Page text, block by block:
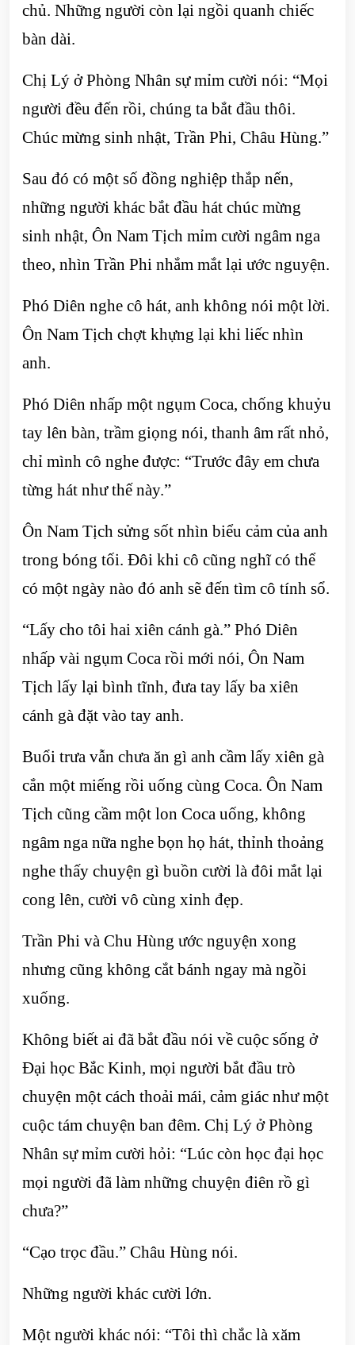
chủ. Những người còn lại ngồi quanh chiếc
bàn dài.
Chị Lý ở Phòng Nhân sự mỉm cười nói: “Mọi
người đều đến rồi, chúng ta bắt đầu thôi.
Chúc mừng sinh nhật, Trần Phi, Châu Hùng.”
Sau đó có một số đồng nghiệp thắp nến,
những người khác bắt đầu hát chúc mừng
sinh nhật, Ôn Nam Tịch mỉm cười ngâm nga
theo, nhìn Trần Phi nhắm mắt lại ước nguyện.
Phó Diên nghe cô hát, anh không nói một lời.
Ôn Nam Tịch chợt khựng lại khi liếc nhìn
anh.
Phó Diên nhấp một ngụm Coca, chống khuỷu
tay lên bàn, trầm giọng nói, thanh âm rất nhỏ,
chỉ mình cô nghe được: “Trước đây em chưa
từng hát như thế này.”
Ôn Nam Tịch sửng sốt nhìn biểu cảm của anh
trong bóng tối. Đôi khi cô cũng nghĩ có thể
có một ngày nào đó anh sẽ đến tìm cô tính sổ.
“Lấy cho tôi hai xiên cánh gà.” Phó Diên
nhấp vài ngụm Coca rồi mới nói, Ôn Nam
Tịch lấy lại bình tĩnh, đưa tay lấy ba xiên
cánh gà đặt vào tay anh.
Buổi trưa vẫn chưa ăn gì anh cầm lấy xiên gà
cắn một miếng rồi uống cùng Coca. Ôn Nam
Tịch cũng cầm một lon Coca uống, không
ngâm nga nữa nghe bọn họ hát, thỉnh thoảng
nghe thấy chuyện gì buồn cười là đôi mắt lại
cong lên, cười vô cùng xinh đẹp.
Trần Phi và Chu Hùng ước nguyện xong
nhưng cũng không cắt bánh ngay mà ngồi
xuống.
Không biết ai đã bắt đầu nói về cuộc sống ở
Đại học Bắc Kinh, mọi người bắt đầu trò
chuyện một cách thoải mái, cảm giác như một
cuộc tám chuyện ban đêm. Chị Lý ở Phòng
Nhân sự mỉm cười hỏi: “Lúc còn học đại học
mọi người đã làm những chuyện điên rồ gì
chưa?”
“Cạo trọc đầu.” Châu Hùng nói.
Những người khác cười lớn.
Một người khác nói: “Tôi thì chắc là xăm